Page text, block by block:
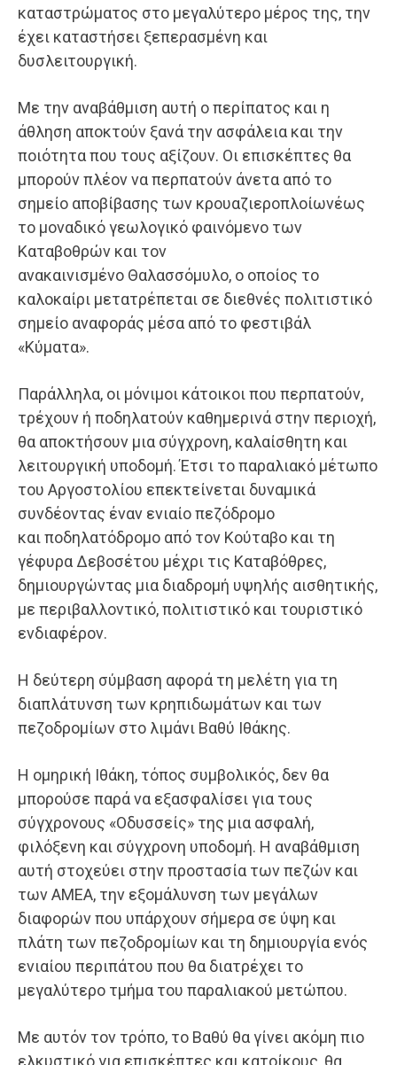
καταστρώματος στο μεγαλύτερο μέρος της, την
έχει καταστήσει ξεπερασμένη και
δυσλειτουργική.
Με την αναβάθμιση αυτή ο περίπατος και η
άθληση αποκτούν ξανά την ασφάλεια και την
ποιότητα που τους αξίζουν. Οι επισκέπτες θα
μπορούν πλέον να περπατούν άνετα από το
σημείο αποβίβασης των κρουαζιεροπλοίωνέως
το μοναδικό γεωλογικό φαινόμενο των
Καταβοθρών και τον
ανακαινισμένο Θαλασσόμυλο, ο οποίος το
καλοκαίρι μετατρέπεται σε διεθνές πολιτιστικό
σημείο αναφοράς μέσα από το φεστιβάλ
«Κύματα».
Παράλληλα, οι μόνιμοι κάτοικοι που περπατούν,
τρέχουν ή ποδηλατούν καθημερινά στην περιοχή,
θα αποκτήσουν μια σύγχρονη, καλαίσθητη και
λειτουργική υποδομή. Έτσι το παραλιακό μέτωπο
του Αργοστολίου επεκτείνεται δυναμικά
συνδέοντας έναν ενιαίο πεζόδρομο
και ποδηλατόδρομο από τον Κούταβο και τη
γέφυρα Δεβοσέτου μέχρι τις Καταβόθρες,
δημιουργώντας μια διαδρομή υψηλής αισθητικής,
με περιβαλλοντικό, πολιτιστικό και τουριστικό
ενδιαφέρον.
Η δεύτερη σύμβαση αφορά τη μελέτη για τη
διαπλάτυνση των κρηπιδωμάτων και των
πεζοδρομίων στο λιμάνι Βαθύ Ιθάκης.
Η ομηρική Ιθάκη, τόπος συμβολικός, δεν θα
μπορούσε παρά να εξασφαλίσει για τους
σύγχρονους «Οδυσσείς» της μια ασφαλή,
φιλόξενη και σύγχρονη υποδομή. Η αναβάθμιση
αυτή στοχεύει στην προστασία των πεζών και
των ΑΜΕΑ, την εξομάλυνση των μεγάλων
διαφορών που υπάρχουν σήμερα σε ύψη και
πλάτη των πεζοδρομίων και τη δημιουργία ενός
ενιαίου περιπάτου που θα διατρέχει το
μεγαλύτερο τμήμα του παραλιακού μετώπου.
Με αυτόν τον τρόπο, το Βαθύ θα γίνει ακόμη πιο
ελκυστικό για επισκέπτες και κατοίκους, θα